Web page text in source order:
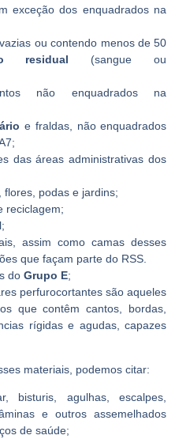
exceção dos enquadrados na
ou contendo menos de 50
residual (sangue ou
não enquadrados na
e fraldas, não enquadrados
das áreas administrativas dos
podas e jardins;
reciclagem;
assim como camas desses
que façam parte do RSS.
do Grupo E;
perfurocortantes são aqueles
que contêm cantos, bordas,
rígidas e agudas, capazes
materiais, podemos citar:
bisturis, agulhas, escalpes,
e outros assemelhados
de saúde;